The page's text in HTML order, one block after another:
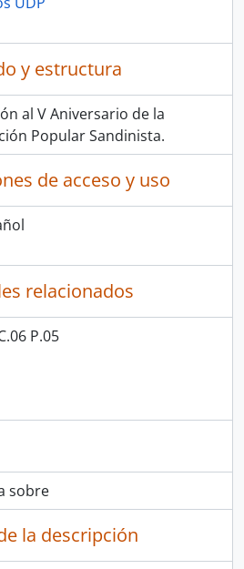
y estructura
al V Aniversario de la
Popular Sandinista.
de acceso y uso
relacionados
P.05
sobre
la descripción